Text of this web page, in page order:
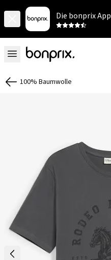
Die bonprix App
100% Baumwolle